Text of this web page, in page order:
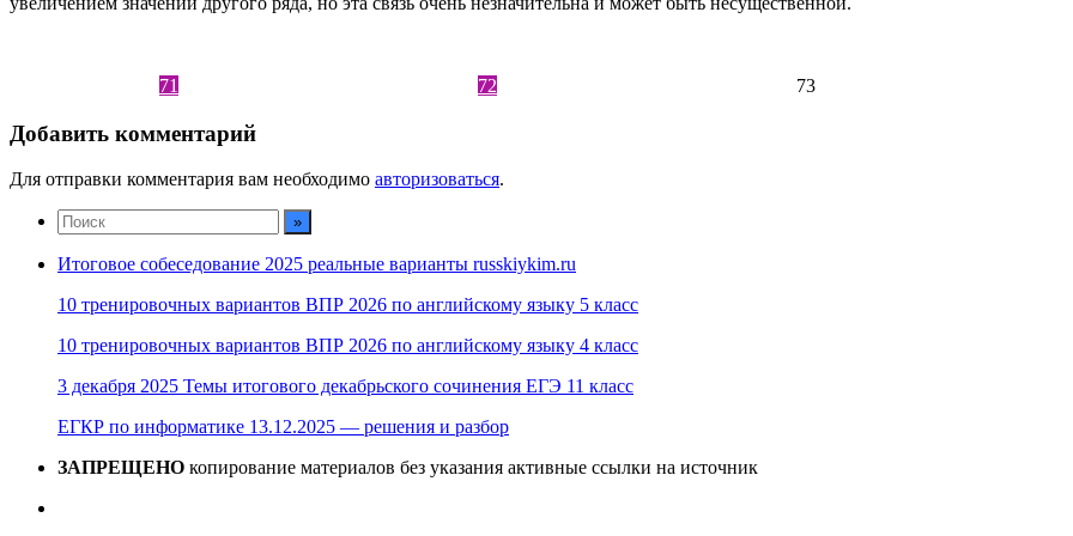
71 72 73
Добавить комментарий
Для отправки комментария вам необходимо авторизоваться.
Итоговое собеседование 2025 реальные варианты russkiykim.ru
10 тренировочных вариантов ВПР 2026 по английскому языку 5 класс
10 тренировочных вариантов ВПР 2026 по английскому языку 4 класс
3 декабря 2025 Темы итогового декабрьского сочинения ЕГЭ 11 класс
ЕГКР по информатике 13.12.2025 — решения и разбор
ЗАПРЕЩЕНО копирование материалов без указания активные ссылки на источник